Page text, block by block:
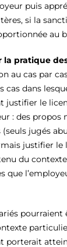
puis
si la
au
la pratique
au cas par
cas dans
justifier le
: des propos
jugés
justifier le
du
que
pourraient
porterait